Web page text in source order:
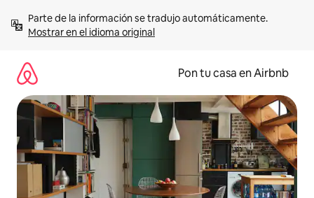
contenidoMostrar en el idioma original
Pon tu casa en Airbnb